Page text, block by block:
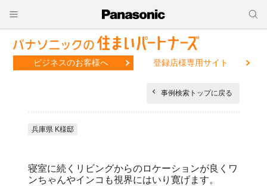
ビジネスのお客様へ 登録店様専用サイト
事例検索トップに戻る
兵庫県 K様邸
寝室に続くリビングからのロケーションが良くワ
ンちゃんやインコも視界にはいり寛げます。